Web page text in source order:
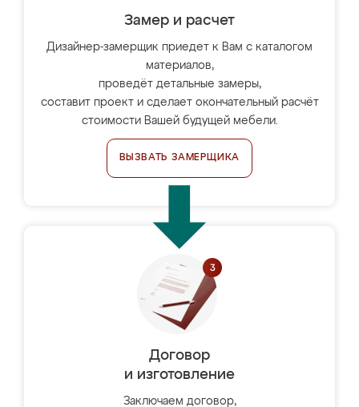
Замер и расчет
Дизайнер-замерщик приедет к Вам с каталогом
материалов,
проведёт детальные замеры,
составит проект и сделает окончательный расчёт
стоимости Вашей будущей мебели.
ВЫЗВАТЬ ЗАМЕРЩИКА
Договор
и изготовление
Заключаем договор,